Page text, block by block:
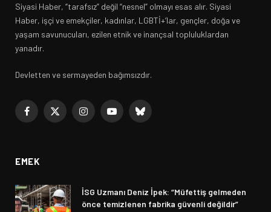
Siyasi Haber, “tarafsız” değil “nesnel” olmayı esas alır. Siyasi
Haber, işçi ve emekçiler, kadınlar, LGBTİ+’lar, gençler, doğa ve
yaşam savunucuları, ezilen etnik ve inançsal topluluklardan
yanadır.
Devletten ve sermayeden bağımsızdır.
Facebook
X
InstagramYouTubeBluesky
EMEK
İSG Uzmanı Deniz İpek: “Müfettiş gelmeden
önce temizlenen fabrika güvenli değildir”